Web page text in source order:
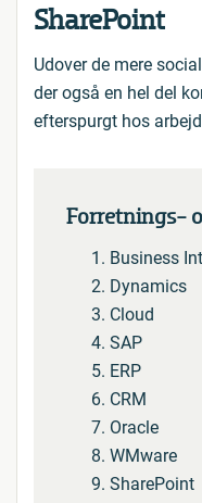
SharePoint
Udover de mere
der også en hel del
efterspurgt hos
Forretnings-
Business
Dynamics
Cloud
SAP
ERP
CRM
Oracle
WMware
SharePoint